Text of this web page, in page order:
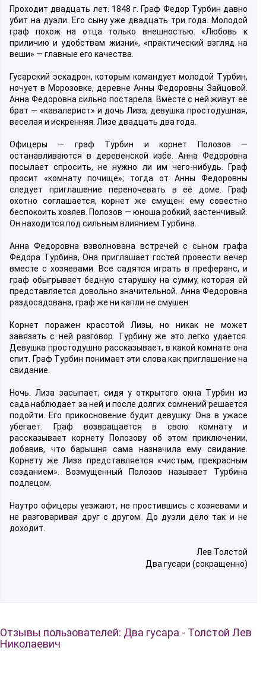
Проходит двадцать лет. 1848 г. Граф Федор Турбин давно
убит на дуэли. Его сыну уже двадцать три года. Молодой
граф похож на отца только внешностью. «Любовь к
приличию и удобствам жизни», «практический взгляд на
веши» — главные его качества.
Гусарский эскадрон, которым командует молодой Турбин,
ночует в Морозовке, деревне Анны Федоровны Зайцовой.
Анна Федоровна сильно постарела. Вместе с ней живут её
брат — «кавалерист» и дочь Лиза, девушка простодушная,
веселая и искренняя. Лизе двадцать два года.
Офицеры — граф Турбин и корнет Полозов —
останавливаются в деревенской избе. Анна Федоровна
посылает спросить, не нужно ли им чего-нибудь. Граф
просит «комнату почище»; тогда от Анны Федоровны
следует приглашение переночевать в её доме. Граф
охотно соглашается, корнет же смущен: ему совестно
беспокоить хозяев. Полозов — юноша робкий, застенчивый.
Он находится под сильным влиянием Турбина.
Анна Федоровна взволнована встречей с сыном графа
Федора Турбина, Она приглашает гостей провести вечер
вместе с хозяевами. Все садятся играть в преферанс, и
граф обыгрывает бедную старушку на сумму, которая ей
представляется довольно значительной. Анна Федоровна
раздосадована, граф же ни капли не смушен.
Корнет поражен красотой Лизы, но никак не может
завязать с ней разговор. Турбину же это легко удается.
Девушка простодушно рассказывает, в какой комнате она
спит. Граф Турбин понимает эти слова как приглашение на
свидание.
Ночь. Лиза засыпает, сидя у открытого окна Турбин из
сада наблюдает за ней и после долгих сомнений решается
подойти. Его прикосновение будит девушку. Она в ужасе
убегает. Граф возвращается в свою комнату и
рассказывает корнету Полозову об этом приключении,
добавив, что барышня сама назначила ему свидание.
Корнету же Лиза представляется «чистым, прекрасным
созданием». Возмущенный Полозов называет Турбина
подлецом.
Наутро офицеры уезжают, не простившись с хозяевами и
не разговаривая друг с другом. До дуэли дело так и не
доходит.
Лев Толстой
Два гусари (сокращенно)
Отзывы пользователей: Два гусара - Толстой Лев
Николаевич